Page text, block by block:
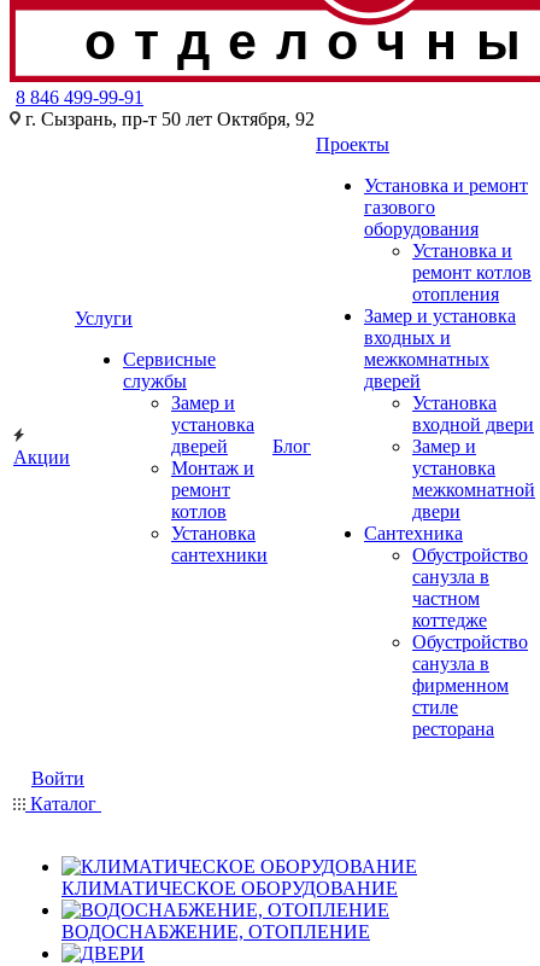
8 846 499-99-91
г. Сызрань, пр-т 50 лет Октября, 92
Акции
Услуги
Сервисные
службы
Замер и
установка
дверей
Монтаж и
ремонт
котлов
Установка
сантехники
Блог
Проекты
Установка и ремонт
газового
оборудования
Установка и
ремонт котлов
отопления
Замер и установка
входных и
межкомнатных
дверей
Установка
входной двери
Замер и
установка
межкомнатной
двери
Сантехника
Обустройство
санузла в
частном
коттедже
Обустройство
санузла в
фирменном
стиле
ресторана
Войти
Каталог
КЛИМАТИЧЕСКОЕ ОБОРУДОВАНИЕ
ВОДОСНАБЖЕНИЕ, ОТОПЛЕНИЕ